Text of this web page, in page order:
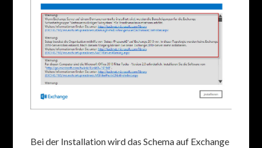
Bei der Installation wird das Schema auf Exchange